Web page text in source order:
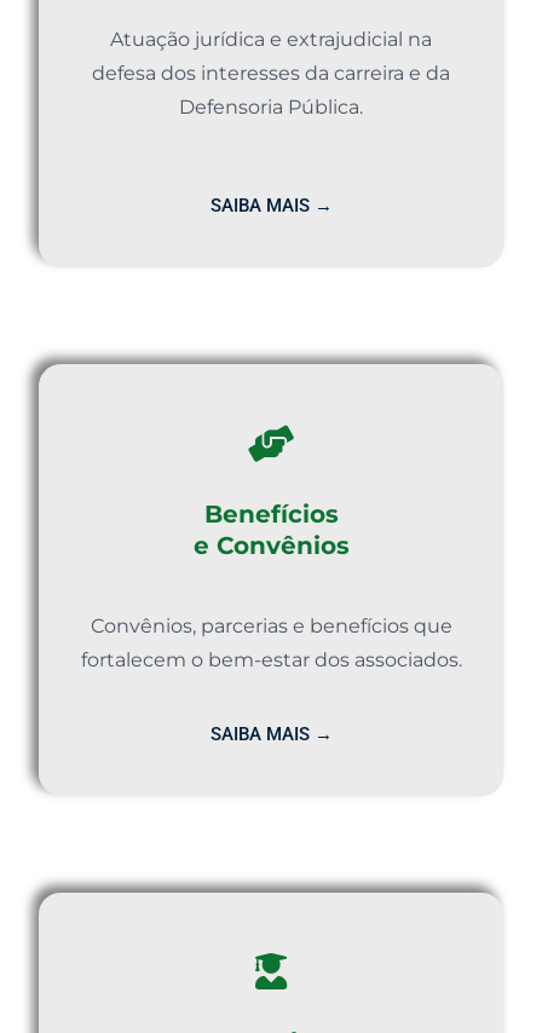
Atuação jurídica e extrajudicial na
defesa dos interesses da carreira e da
Defensoria Pública.
SAIBA MAIS →
Benefícios
e Convênios
Convênios, parcerias e benefícios que
fortalecem o bem-estar dos associados.
SAIBA MAIS →